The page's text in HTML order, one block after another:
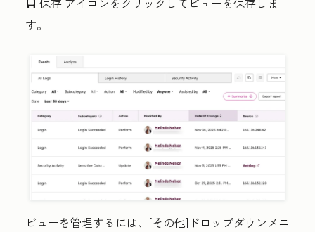
saveEditableView
す。
ビューを管理するには、[その他] ドロップダウンメニ